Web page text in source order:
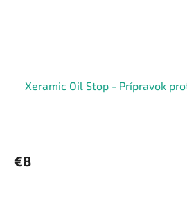
Xeramic Oil Stop - Prípravok
€8